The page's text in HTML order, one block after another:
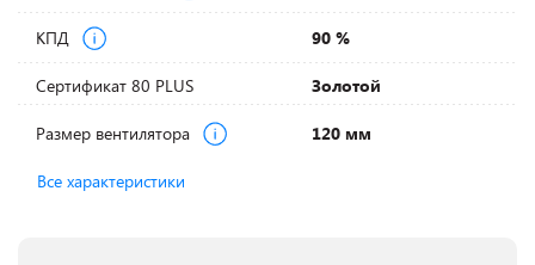
КПД 90 %
Сертификат 80 PLUS Золотой
Размер вентилятора 120 мм
Все характеристики